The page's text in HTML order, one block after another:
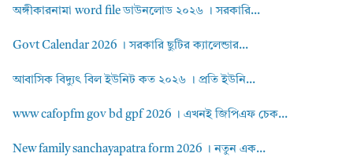
অঙ্গীকারনামা word file ডাউনলোড ২০২৬ । সরকারি...
Govt Calendar 2026 । সরকারি ছুটির ক্যালেন্ডার...
আবাসিক বিদ্যুৎ বিল ইউনিট কত ২০২৬ । প্রতি ইউনি...
www cafopfm gov bd gpf 2026 । এখনই জিপিএফ চেক...
New family sanchayapatra form 2026 । নতুন এক...